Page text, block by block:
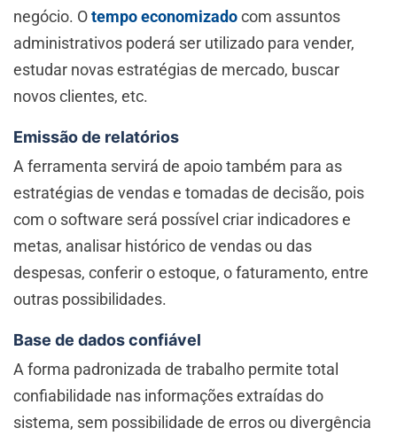
negócio. Otempo economizadocom assuntos
administrativos poderá ser utilizado para vender,
estudar novas estratégias de mercado, buscar
novos clientes, etc.
Emissão de relatórios
A ferramenta servirá de apoio também para as
estratégias de vendas e tomadas de decisão, pois
com o software será possível criar indicadores e
metas, analisar histórico de vendas ou das
despesas, conferir o estoque, o faturamento, entre
outras possibilidades.
Base de dados confiável
A forma padronizada de trabalho permite total
confiabilidade nas informações extraídas do
sistema, sem possibilidade de erros ou divergência